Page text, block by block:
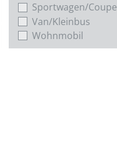
Sportwagen/Coupe
Van/Kleinbus
Wohnmobil